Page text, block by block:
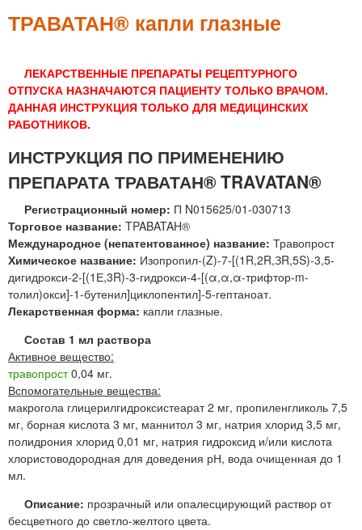
ТРАВАТАН® капли глазные
ЛЕКАРСТВЕННЫЕ ПРЕПАРАТЫ РЕЦЕПТУРНОГО
ОТПУСКА НАЗНАЧАЮТСЯ ПАЦИЕНТУ ТОЛЬКО ВРАЧОМ.
ДАННАЯ ИНСТРУКЦИЯ ТОЛЬКО ДЛЯ МЕДИЦИНСКИХ
РАБОТНИКОВ.
ИНСТРУКЦИЯ ПО ПРИМЕНЕНИЮ
ПРЕПАРАТА ТРАВАТАН® TRAVATAN®
Регистрационный номер: П N015625/01-030713
Торговое название: TPABATAH®
Международное (непатентованное) название: Травопрост
Химическое название: Изопропил-(Z)-7-[(1R,2R,ЗR,5S)-3,5-
дигидрокси-2-[(1Е,3R)-3-гидрокси-4-[(α,α,α-трифтор-m-
толил)окси]-1-бутенил]циклопентил]-5-гептаноат.
Лекарственная форма: капли глазные.
Состав 1 мл раствора
Активное вещество:
травопрост0,04 мг.
Вспомогательные вещества:
макрогола глицерилгидроксистеарат 2 мг, пропиленгликоль 7,5
мг, борная кислота 3 мг, маннитол 3 мг, натрия хлорид 3,5 мг,
полидрония хлорид 0,01 мг, натрия гидроксид и/или кислота
хлористоводородная для доведения рН, вода очищенная до 1
мл.
Описание: прозрачный или опалесцирующий раствор от
бесцветного до светло-желтого цвета.